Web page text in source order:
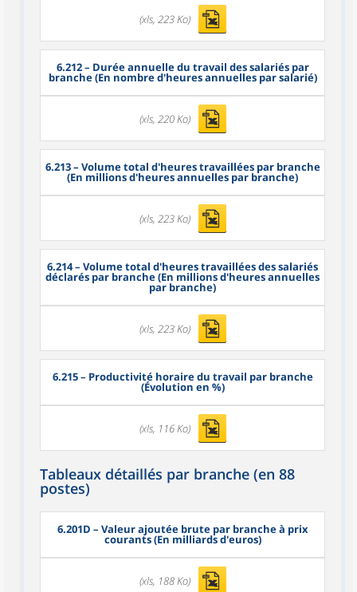
(xls, 223 Ko)
6.212– Durée annuelle du travail des salariés par
branche (En nombre d'heures annuelles par salarié)
(xls, 220 Ko)
6.213– Volume total d'heures travaillées par branche
(En millions d'heures annuelles par branche)
(xls, 223 Ko)
6.214– Volume total d'heures travaillées des salariés
déclarés par branche (En millions d'heures annuelles
par branche)
(xls, 223 Ko)
6.215– Productivité horaire du travail par branche
(Évolution en %)
(xls, 116 Ko)
Tableaux détaillés par branche (en 88
postes)
6.201D – Valeur ajoutée brute par branche à prix
courants (En milliards d'euros)
(xls, 188 Ko)